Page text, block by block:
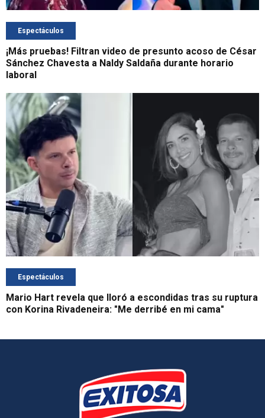
Espectáculos
¡Más pruebas! Filtran video de presunto acoso de César
Sánchez Chavesta a Naldy Saldaña durante horario
laboral
Espectáculos
Mario Hart revela que lloró a escondidas tras su ruptura
con Korina Rivadeneira: "Me derribé en mi cama"